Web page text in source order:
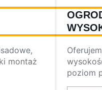
montaż
poziom